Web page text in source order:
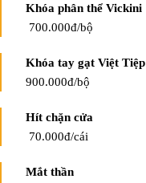
Khóa phân thể Vickini
700.000đ/bộ
Khóa tay gạt Việt Tiệp
900.000đ/bộ
Hít chặn cửa
70.000đ/cái
Mắt thần